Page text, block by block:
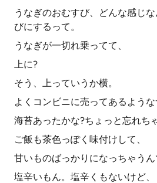
うなぎのおむすび、どんな感じ
びにするって。
うなぎが一切れ乗ってて、
上に?
そう、上っていうか横。
よくコンビニに売ってあるような
海苔あったかな?ちょっと忘れち
ご飯も茶色っぽく味付けして、
甘いものばっかりになっちゃうん
塩辛いもん。塩辛くもないけど、